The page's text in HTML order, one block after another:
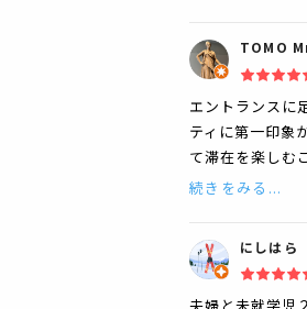
TOMO
エントランスに
ティに第一印象
て滞在を楽しむ
続きをみる...
にしはら